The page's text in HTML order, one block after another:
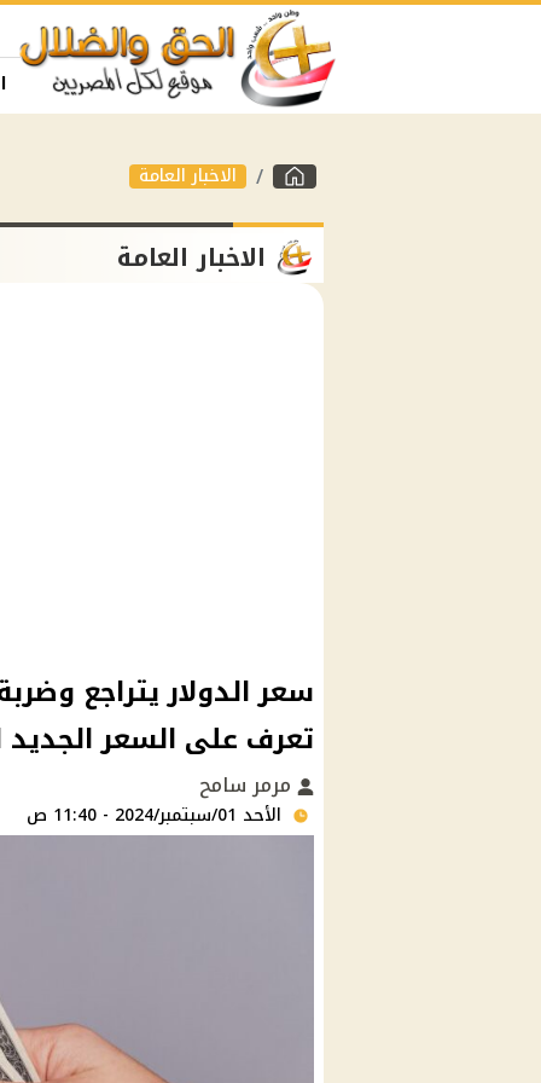
الاخبار العامة
الاخبار العامة
سعر الدولار يتراجع
تعرف على السعر الجديد
مرمر سامح
الأحد 01/سبتمبر/2024 - 11:40 ص